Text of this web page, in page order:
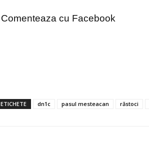
Comenteaza cu Facebook
ETICHETE dn1c pasul mesteacan răstoci